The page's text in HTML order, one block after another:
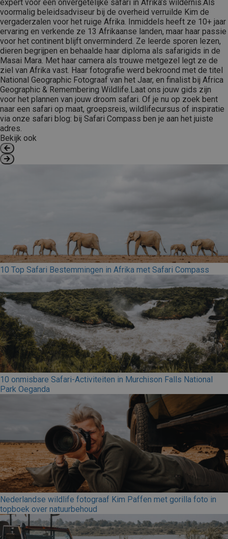
expert voor een onvergetelijke safari in Afrika’s wildernis.Als
voormalig beleidsadviseur bij de overheid verruilde Kim de
vergaderzalen voor het ruige Afrika. Inmiddels heeft ze 10+ jaar
ervaring en verkende ze 13 Afrikaanse landen, maar haar passie
voor het continent blijft onverminderd. Ze leerde sporen lezen,
dieren begrijpen en behaalde haar diploma als safarigids in de
Masai Mara. Met haar camera als trouwe metgezel legt ze de
ziel van Afrika vast. Haar fotografie werd bekroond met de titel
National Geographic Fotograaf van het Jaar, en finalist bij Africa
Geographic & Remembering Wildlife.Laat ons jouw gids zijn
voor het plannen van jouw droom safari. Of je nu op zoek bent
naar een safari op maat, groepsreis, wildlifecursus of inspiratie
via onze safari blog: bij Safari Compass ben je aan het juiste
adres.
Bekijk ook
10 Top Safari Bestemmingen in Afrika met Safari Compass
10 onmisbare Safari-Activiteiten in Murchison Falls National
Park Oeganda
Nederlandse wildlife fotograaf Kim Paffen met gorilla foto in
topboek over natuurbehoud